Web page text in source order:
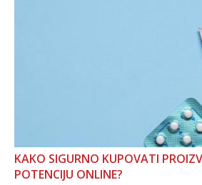
KAKO SIGURNO KUPOVATI
POTENCIJU ONLINE?